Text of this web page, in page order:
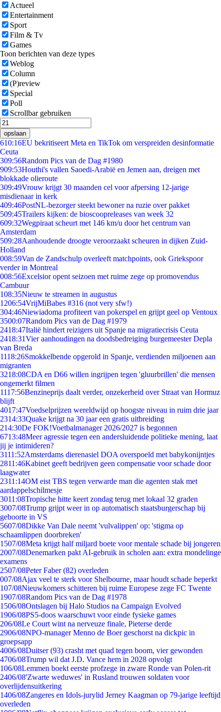
Actueel
Entertainment
Sport
Film & Tv
Games
Toon berichten van deze types
Weblog
Column
(P)review
Special
Poll
Scrollbar gebruiken
opslaan
610:16EU bekritiseert Meta en TikTok om verspreiden desinformatie
Ceuta
309:56Random Pics van de Dag #1980
909:53Houthi's vallen Saoedi-Arabië en Jemen aan, dreigen met
blokkade olieroute
309:49Vrouw krijgt 30 maanden cel voor afpersing 12-jarige
misdienaar in kerk
409:46PostNL-bezorger steekt bewoner na ruzie over pakket
509:45Trailers kijken: de bioscoopreleases van week 32
609:32Wegpiraat scheurt met 146 km/u door het centrum van
Amsterdam
509:28Aanhoudende droogte veroorzaakt scheuren in dijken Zuid-
Holland
008:59Van de Zandschulp overleeft matchpoints, ook Griekspoor
verder in Montreal
008:56Excelsior opent seizoen met ruime zege op promovendus
Cambuur
108:35Nieuw te streamen in augustus
1206:54VrijMiBabes #316 (not very sfw!)
304:46Niewiadoma profiteert van pokerspel en grijpt geel op Ventoux
3500:07Random Pics van de Dag #1979
2418:47Italië hindert reizigers uit Spanje na migratiecrisis Ceuta
2418:31Vier aanhoudingen na doodsbedreiging burgemeester Depla
van Breda
1118:26Smokkelbende opgerold in Spanje, verdienden miljoenen aan
migranten
3218:08CDA en D66 willen ingrijpen tegen 'gluurbrillen' die mensen
ongemerkt filmen
1117:56Benzineprijs daalt verder, onzekerheid over Straat van Hormuz
blijft
4017:47Voedselprijzen wereldwijd op hoogste niveau in ruim drie jaar
2314:33Quake krijgt na 30 jaar een gratis uitbreiding
214:30De FOK!Voetbalmanager 2026/2027 is begonnen
6713:48Meer agressie tegen een andersluidende politieke mening, laat
jij je intimideren?
3111:52Amsterdams dierenasiel DOA overspoeld met babykonijntjes
2811:46Kabinet geeft bedrijven geen compensatie voor schade door
laagwater
2311:14OM eist TBS tegen verwarde man die agenten stak met
aardappelschilmesje
3011:08Tropische hitte keert zondag terug met lokaal 32 graden
3007/08Trump grijpt weer in op automatisch staatsburgerschap bij
geboorte in VS
5607/08Dikke Van Dale neemt 'vulvalippen' op: 'stigma op
schaamlippen doorbreken'
1507/08Meta krijgt half miljard boete voor mentale schade bij jongeren
2007/08Denemarken pakt AI-gebruik in scholen aan: extra mondelinge
examens
2507/08Peter Faber (82) overleden
007/08Ajax veel te sterk voor Shelbourne, maar houdt schade beperkt
107/08Nieuwkomers schitteren bij ruime Europese zege FC Twente
1907/08Random Pics van de Dag #1978
1506/08Ontslagen bij Halo Studios na Campaign Evolved
1906/08PS5-doos waarschuwt voor einde fysieke games
206/08Le Court wint na nerveuze finale, Pieterse derde
2906/08NPO-manager Menno de Boer geschorst na dickpic in
groepsapp
4006/08Duitser (93) crasht met quad tegen boom, vier gewonden
4706/08Trump wil dat J.D. Vance hem in 2028 opvolgt
106/08Lemmen boekt eerste profzege in zware Ronde van Polen-rit
2406/08'Zwarte weduwes' in Rusland trouwen soldaten voor
overlijdensuitkering
1406/08Zangeres en Idols-jurylid Jerney Kaagman op 79-jarige leeftijd
overleden